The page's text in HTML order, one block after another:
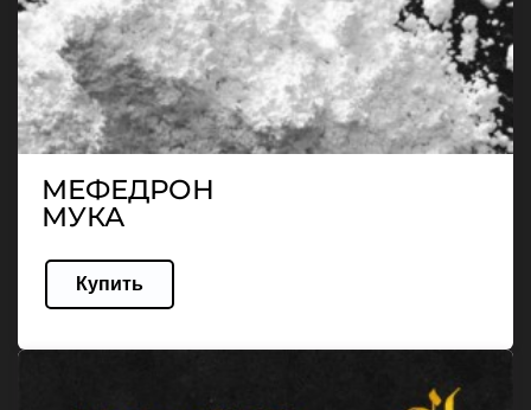
МЕФЕДРОН
МУКА
Купить